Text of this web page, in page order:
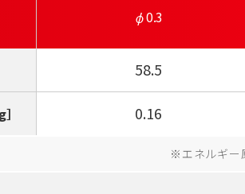
0.3
58.5
0.16
エネルギー